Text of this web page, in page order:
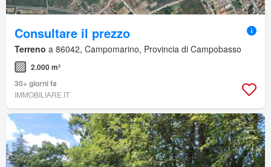
Consultare il prezzo
Terreno a 86042, Campomarino, Provincia di Campobasso
2.000 m²
30+ giorni fa
IMMOBILIARE.IT